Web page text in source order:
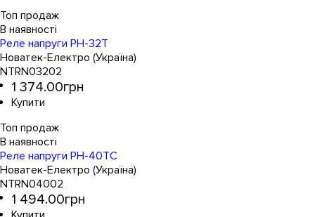
Топ продаж
Реле напруги РН-32T
Новатек-Електро (Україна)
NTRN03202
1 374.00грн
Топ продаж
Реле напруги РН-40TC
Новатек-Електро (Україна)
NTRN04002
1 494.00грн